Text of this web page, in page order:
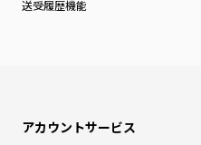
送受履歴機能
アカウントサービス